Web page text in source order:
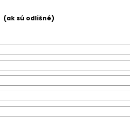
(ak sú odlišné)